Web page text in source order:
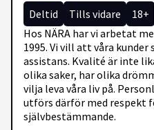
Deltid Tills vidare
18+
Hos NÄRA har vi arbetat
1995. Vi vill att våra kunder
assistans. Kvalité är inte
olika saker, har olika
vilja leva våra liv på.
utförs därför med respekt
självbestämmande.